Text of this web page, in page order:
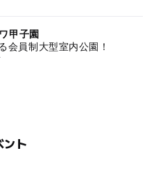
甲子園
会員制大型室内公園！
ント